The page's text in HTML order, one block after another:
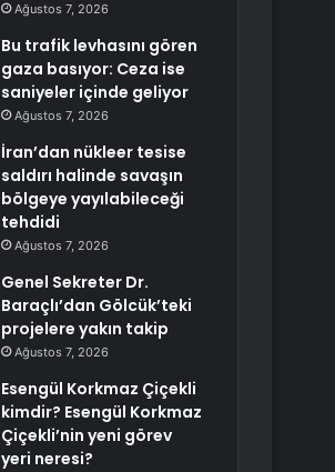
Ağustos 7, 2026
Bu trafik levhasını gören
gaza basıyor: Ceza ise
saniyeler içinde geliyor
Ağustos 7, 2026
İran’dan nükleer tesise
saldırı halinde savaşın
bölgeye yayılabileceği
tehdidi
Ağustos 7, 2026
Genel Sekreter Dr.
Baraçlı’dan Gölcük’teki
projelere yakın takip
Ağustos 7, 2026
Esengül Korkmaz Çiçekli
kimdir? Esengül Korkmaz
Çiçekli’nin yeni görev
yeri neresi?